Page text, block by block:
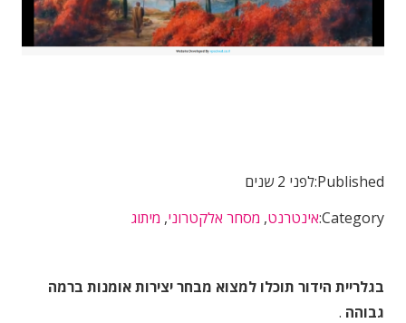
Published:לפני 2 שנים
Category:אינטרנט, מסחר אלקטרוני, מיתוג
בגלריית הידור תוכלו למצוא מבחר יצירות אומנות ברמה
גבוהה .